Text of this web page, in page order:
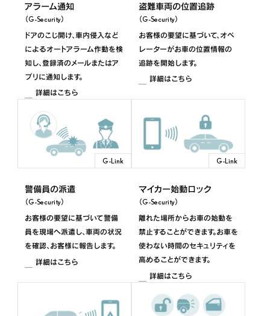
IS
2026年1月～
IS
2020年11月～2025年12月
LM
2023年10月～
2023年6月～
LC
2020年6月～2023年5月
RC
2020年10月～2025年11月
アラーム通知
（G-Security）
ドアのこじ開け、車内侵入など
によるオートアラーム作動を検
知し、登録済のメールまたはア
プリに通知します。
詳細はこちら
盗難車両の位置追跡
（G-Security）
お客様の要望に基づいて、オペ
レーターがお車の位置情報の
追跡を開始します。
詳細はこちら
G-Link
警備員の派遣
（G-Security）
お客様の要望に基づいて警備
員を現場へ派遣し、車両の状況
を確認、お客様に報告します。
詳細はこちら
G-Link
マイカー始動ロック
（G-Security）
離れた場所からお車の始動を
禁止することができます。お車を
使わない時間のセキュリティを
高めることができます。
詳細はこちら